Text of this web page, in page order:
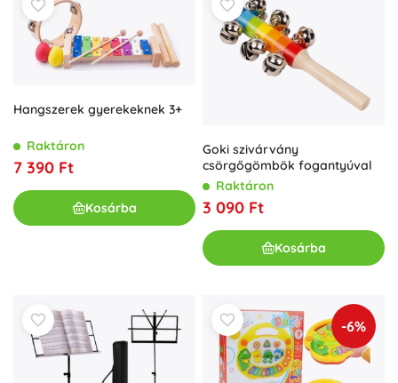
Hangszerek gyerekeknek 3+
Raktáron
7 390 Ft
Kosárba
Goki szivárvány
csörgőgömbök fogantyúval
Raktáron
3 090 Ft
Kosárba
-6%